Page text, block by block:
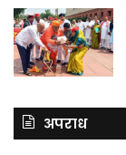
अपराध